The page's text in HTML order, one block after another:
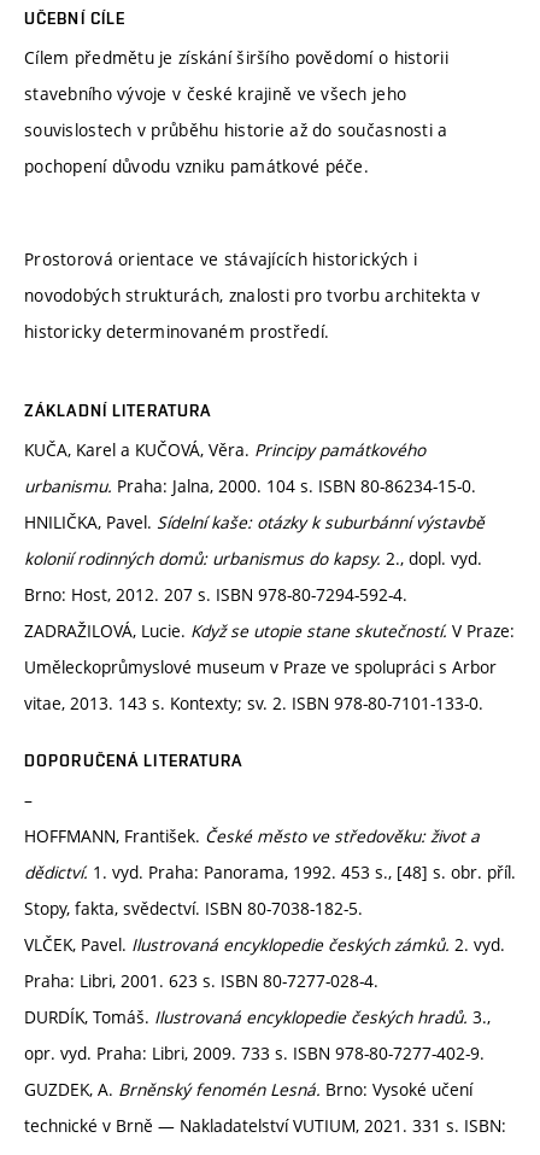
UČEBNÍ CÍLE
Cílem předmětu je získání širšího povědomí o historii
stavebního vývoje v české krajině ve všech jeho
souvislostech v průběhu historie až do současnosti a
pochopení důvodu vzniku památkové péče.
Prostorová orientace ve stávajících historických i
novodobých strukturách, znalosti pro tvorbu architekta v
historicky determinovaném prostředí.
ZÁKLADNÍ LITERATURA
KUČA, Karel a KUČOVÁ, Věra. Principy památkového
urbanismu. Praha: Jalna, 2000. 104 s. ISBN 80-86234-15-0.
HNILIČKA, Pavel. Sídelní kaše: otázky k suburbánní výstavbě
kolonií rodinných domů: urbanismus do kapsy. 2., dopl. vyd.
Brno: Host, 2012. 207 s. ISBN 978-80-7294-592-4.
ZADRAŽILOVÁ, Lucie. Když se utopie stane skutečností. V Praze:
Uměleckoprůmyslové museum v Praze ve spolupráci s Arbor
vitae, 2013. 143 s. Kontexty; sv. 2. ISBN 978-80-7101-133-0.
DOPORUČENÁ LITERATURA
–
HOFFMANN, František. České město ve středověku: život a
dědictví. 1. vyd. Praha: Panorama, 1992. 453 s., [48] s. obr. příl.
Stopy, fakta, svědectví. ISBN 80-7038-182-5.
VLČEK, Pavel. Ilustrovaná encyklopedie českých zámků. 2. vyd.
Praha: Libri, 2001. 623 s. ISBN 80-7277-028-4.
DURDÍK, Tomáš. Ilustrovaná encyklopedie českých hradů. 3.,
opr. vyd. Praha: Libri, 2009. 733 s. ISBN 978-80-7277-402-9.
GUZDEK, A. Brněnský fenomén Lesná. Brno: Vysoké učení
technické v Brně — Nakladatelství VUTIUM, 2021. 331 s. ISBN: